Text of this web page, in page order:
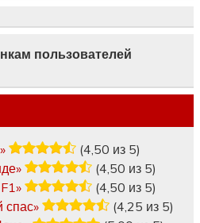
пользователей
(4,50 из 5)
(4,50 из 5)
(4,50 из 5)
(4,25 из 5)